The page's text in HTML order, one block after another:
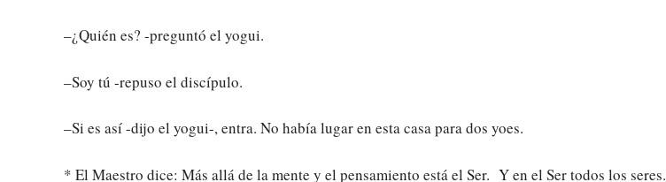
–¿Quién es? -preguntó el yogui.
–Soy tú -repuso el discípulo.
–Si es así -dijo el yogui-, entra. No había lugar en esta casa para dos yoes.
* El Maestro dice: Más allá de la mente y el pensamiento está el Ser. Y en el Ser todos los seres.